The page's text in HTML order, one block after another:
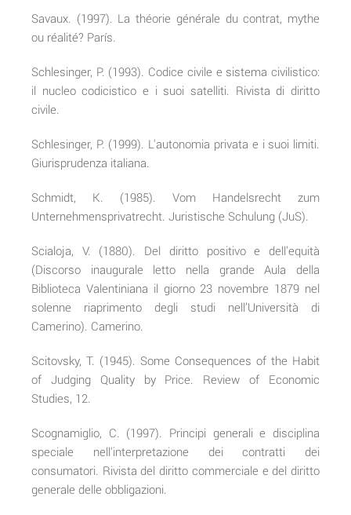
Savaux. (1997). La théorie générale du contrat, mythe
ou réalité? París.
Schlesinger, P. (1993). Codice civile e sistema civilistico:
il nucleo codicistico e i suoi satelliti. Rivista di diritto
civile.
Schlesinger, P. (1999). L'autonomia privata e i suoi limiti.
Giurisprudenza italiana.
Schmidt, K. (1985). Vom Handelsrecht zum
Unternehmensprivatrecht. Juristische Schulung (JuS).
Scialoja, V. (1880). Del diritto positivo e dell’equità
(Discorso inaugurale letto nella grande Aula della
Biblioteca Valentiniana il giorno 23 novembre 1879 nel
solenne riaprimento degli studi nell’Università di
Camerino). Camerino.
Scitovsky, T. (1945). Some Consequences of the Habit
of Judging Quality by Price. Review of Economic
Studies, 12.
Scognamiglio, C. (1997). Principi generali e disciplina
speciale nell'interpretazione dei contratti dei
consumatori. Rivista del diritto commerciale e del diritto
generale delle obbligazioni.